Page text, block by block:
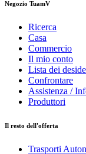
Negozio TuamV
Ricerca
Casa
Commercio
Il mio conto
Lista dei
Confrontare
Assistenza /
Produttori
Il resto dell'offerta
Trasporti